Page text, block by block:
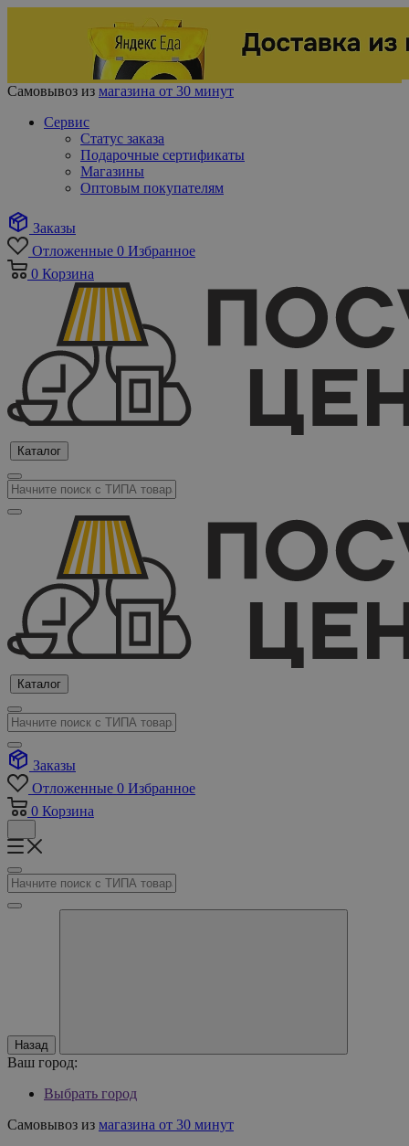
Самовывоз из магазина от 30 минут
Сервис
Статус заказа
Подарочные сертификаты
Магазины
Оптовым покупателям
Заказы
Отложенные 0 Избранное
0 Корзина
Каталог
Каталог
Заказы
Отложенные 0 Избранное
0 Корзина
Назад
Ваш город:
Выбрать город
Самовывоз из магазина от 30 минут